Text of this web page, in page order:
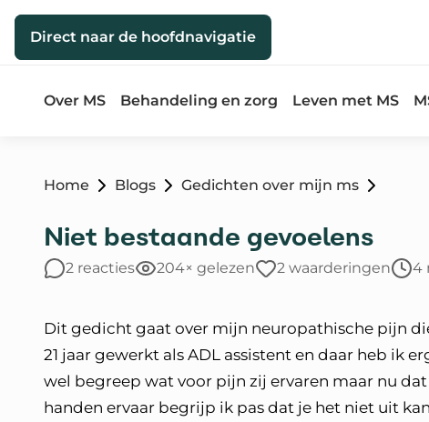
Direct naar de inhoud
Direct naar de hoofdnavigatie
Over MS Behandeling en zorg Leven met MS
Home Blogs Gedichten over mijn ms
Niet bestaande gevoelens
2 reacties 204× gelezen 2 waarderingen 4
Dit gedicht gaat over mijn neuropathische pijn
21 jaar gewerkt als ADL assistent en daar heb ik
wel begreep wat voor pijn zij ervaren maar nu
handen ervaar begrijp ik pas dat je het niet uit